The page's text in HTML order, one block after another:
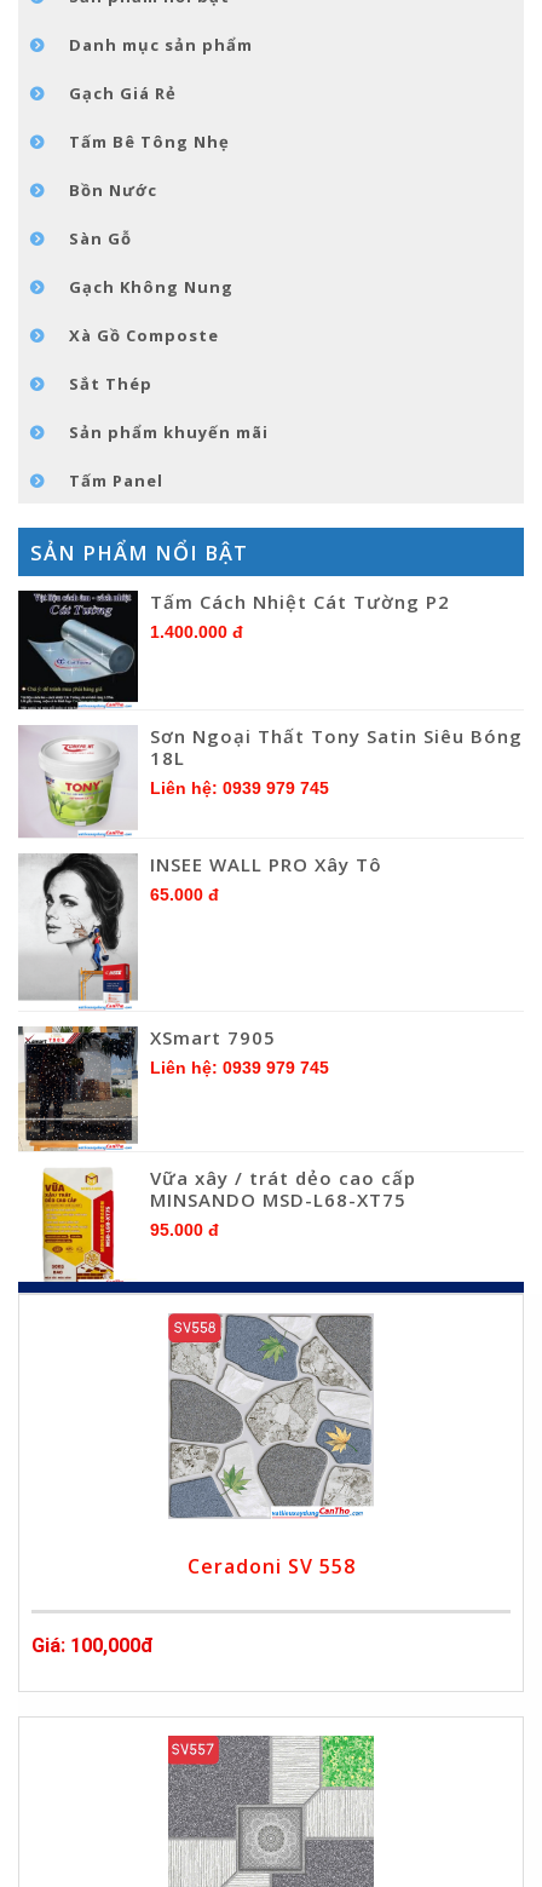
LIÊN HỆDanh mục sản phẩm
Gạch Giá Rẻ
Tấm Bê Tông Nhẹ
Bồn Nước
Sàn Gỗ
Gạch Không Nung
Xà Gồ Composte
Sắt Thép
Sản phẩm khuyến mãi
Tấm Panel
SẢN PHẨM NỔI BẬT
Tấm Cách Nhiệt Cát Tường P2
1.400.000 đ
Sơn Ngoại Thất Tony Satin Siêu Bóng
18L
Liên hệ: 0939 979 745
INSEE WALL PRO Xây Tô
65.000 đ
XSmart 7905
Liên hệ: 0939 979 745
Vữa xây / trát dẻo cao cấp
MINSANDO MSD-L68-XT75
95.000 đ
Ceradoni SV 558
Giá: 100,000đ